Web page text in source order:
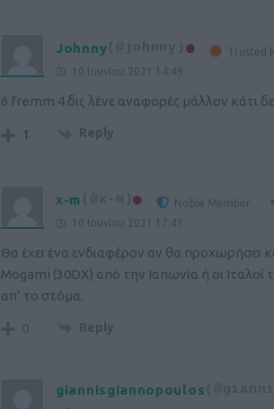
Johnny
Trusted
10 Ιουνίου 2021 14:49
6 fremm 4 δις λένε αναφορές μάλλον κάτι
1 Reply
x-m (@x-m)
Noble Member
10 Ιουνίου 2021 17:41
Θα έχει ένα ενδιαφέρον αν θα προχωρήσει
Mogami (30DX) από την Ιαπωνία ή οι Ιταλοί
απ’ το στόμα.
0 Reply
giannisgiannopoulos